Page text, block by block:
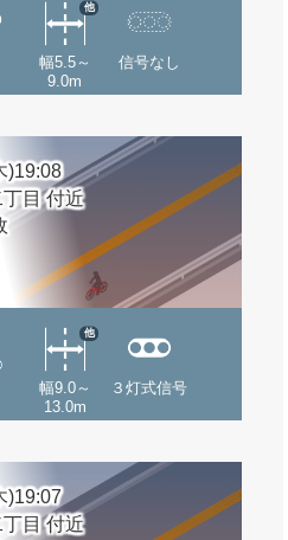
幅5.5～
9.0m
他
信号なし
)19:08
目 付近
幅9.0～
13.0m
他
３灯式信号
)19:07
目 付近